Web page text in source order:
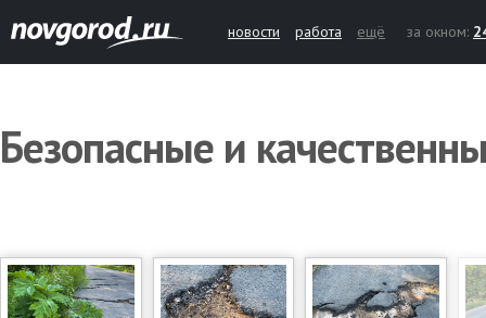
новости работа ещё за окном:
Безопасные и